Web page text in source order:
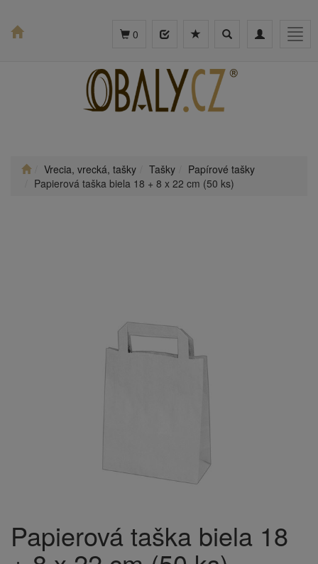
Toggle
Toggle
0
Vrecia, vrecká, tašky Tašky
Papírové tašky
Papierová taška biela 18 + 8 x 22 cm (50 ks)
Papierová taška biela 18